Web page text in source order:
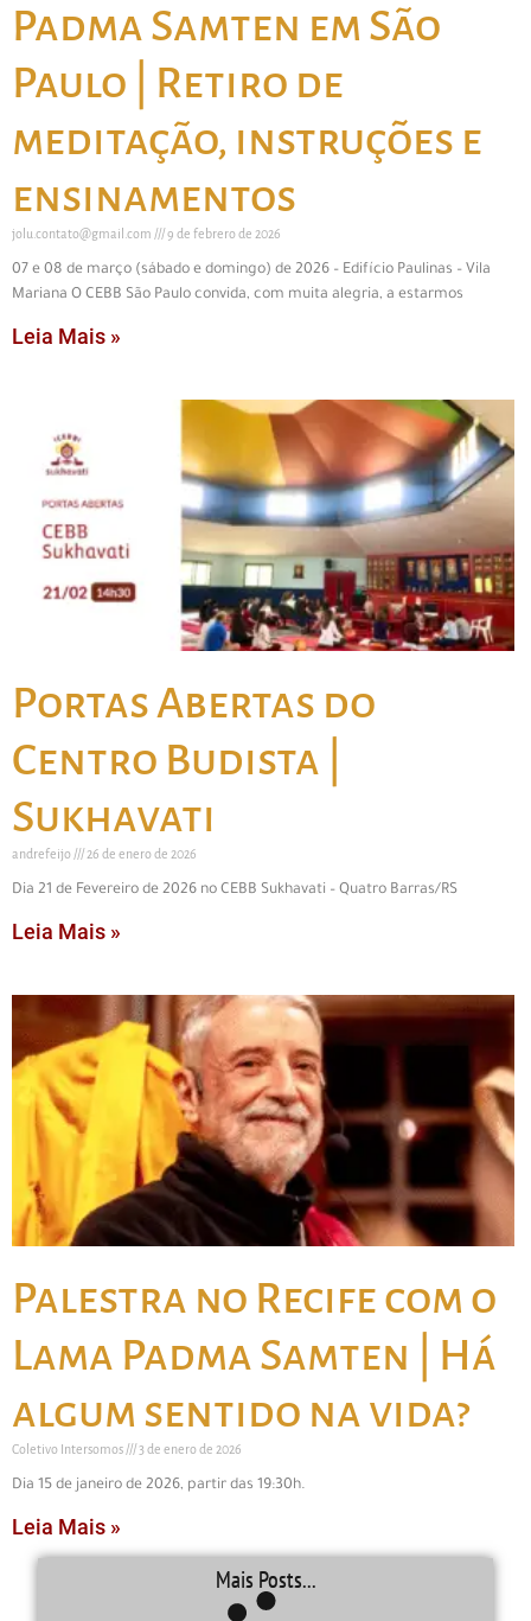
Padma Samten em São
Paulo | Retiro de
meditação, instruções e
ensinamentos
jolu.contato@gmail.com 9 de febrero de 2026
07 e 08 de março (sábado e domingo) de 2026 – Edifício Paulinas – Vila
Mariana O CEBB São Paulo convida, com muita alegria, a estarmos
Leia Mais »
Portas Abertas do
Centro Budista |
Sukhavati
andrefeijo 26 de enero de 2026
Dia 21 de Fevereiro de 2026 no CEBB Sukhavati – Quatro Barras/RS
Leia Mais »
Palestra no Recife com o
Lama Padma Samten | Há
algum sentido na vida?
Coletivo Intersomos 3 de enero de 2026
Dia 15 de janeiro de 2026, partir das 19:30h.
Leia Mais »
Mais Posts...